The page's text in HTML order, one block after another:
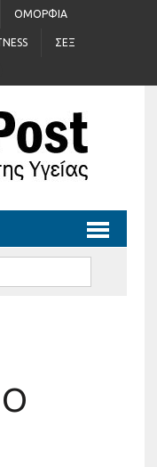
ΟΜΟΡΦΙΆ
ΣΈΞ
Ο